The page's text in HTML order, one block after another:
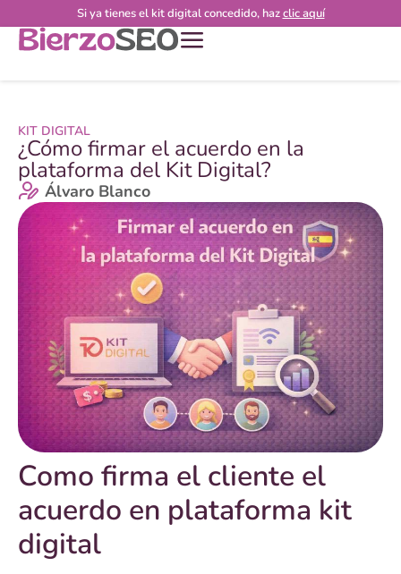
Si ya tienes el kit digital concedido, hazclic aquí
KIT DIGITAL
¿Cómo firmar el acuerdo en la
plataforma del Kit Digital?
Álvaro Blanco
Como firma el cliente el
acuerdo en plataforma kit
digital